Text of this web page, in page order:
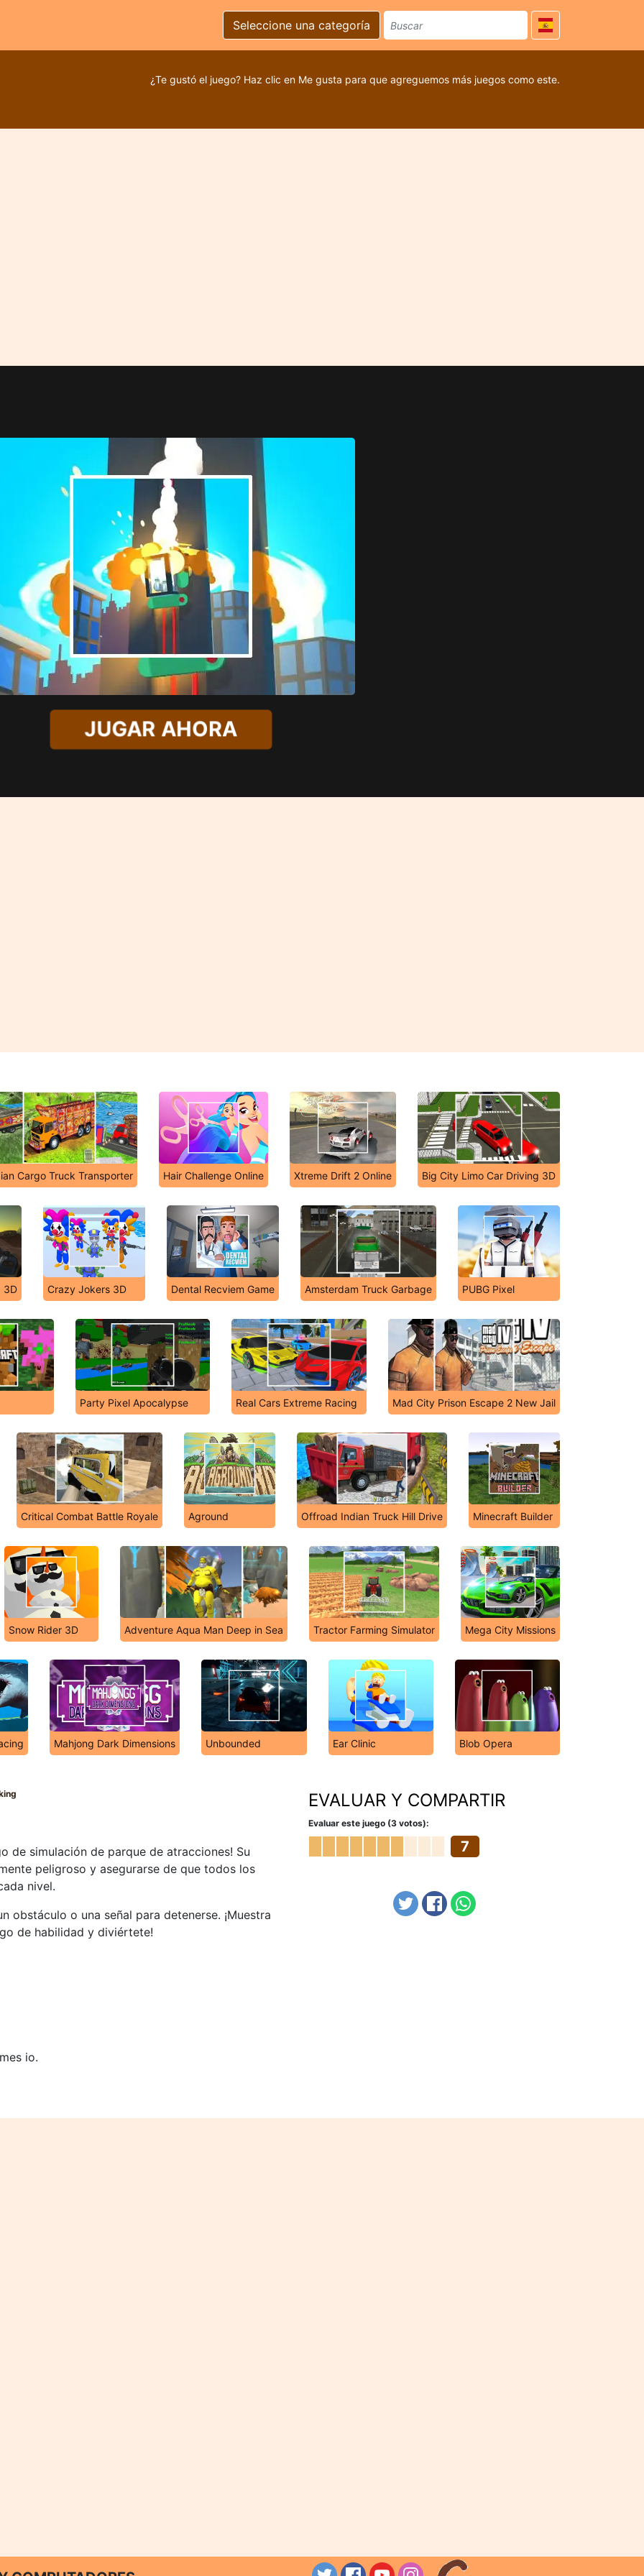
Seleccione una categoría
¿Te gustó el juego? Haz clic en Me gusta para que agreguemos más juegos como este.
JUGAR AHORA
Cargo Truck Transporter Hair Challenge Online Xtreme Drift 2 Online Big City Limo Car Driving 3D
3D Crazy Jokers 3D Dental Recviem Game Amsterdam Truck Garbage PUBG Pixel
Party Pixel Apocalypse Real Cars Extreme Racing Mad City Prison Escape 2 New Jail
Critical Combat Battle Royale Aground Offroad Indian Truck Hill Drive Minecraft Builder
Snow Rider 3D Adventure Aqua Man Deep in Sea Tractor Farming Simulator Mega City Missions
Mahjong Dark Dimensions Unbounded Ear Clinic Blob Opera
de simulación de parque de atracciones! Su
peligroso y asegurarse de que todos los
nivel.
obstáculo o una señal para detenerse. ¡Muestra
de habilidad y diviértete!
io.
EVALUAR Y COMPARTIR
Evaluar este juego (3 votos):
7